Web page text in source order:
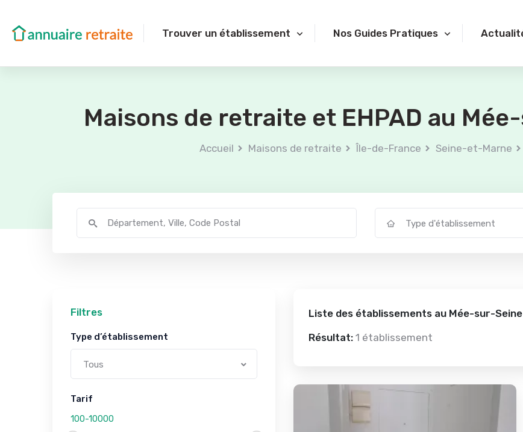
Trouver un établissement Nos Guides Pratiques
Maisons de retraite et EHPAD au
Accueil Maisons de retraite Île-de-France Seine-et-Marne
Type d'établissement
Liste des établissements au Mée-sur-Seine
Résultat: 1 établissement
Filtres
Type d’établissement
Tous
Tarif